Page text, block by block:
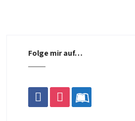
Folge mir auf…
facebookinstagramleanpub